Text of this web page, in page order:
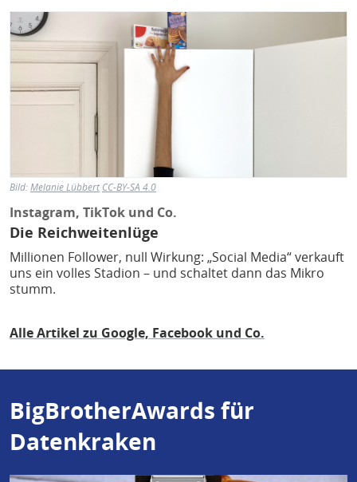
Bild
Bild:Melanie Lübbert CC-BY-SA 4.0
Instagram, TikTok und Co.
Die Reichweitenlüge
Millionen Follower, null Wirkung: „Social Media“ verkauft
uns ein volles Stadion – und schaltet dann das Mikro
stumm.
Alle Artikel zu Google, Facebook und Co.
BigBrotherAwards für
Datenkraken